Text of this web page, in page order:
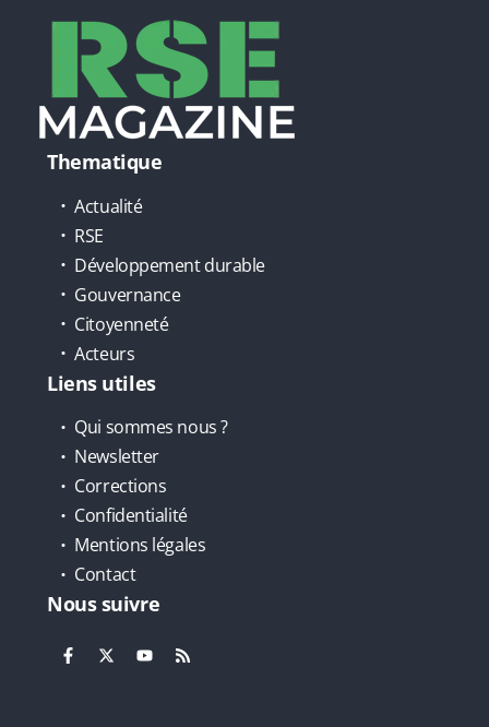
Thematique
Actualité
RSE
Développement durable
Gouvernance
Citoyenneté
Acteurs
Liens utiles
Qui sommes nous ?
Newsletter
Corrections
Confidentialité
Mentions légales
Contact
Nous suivre